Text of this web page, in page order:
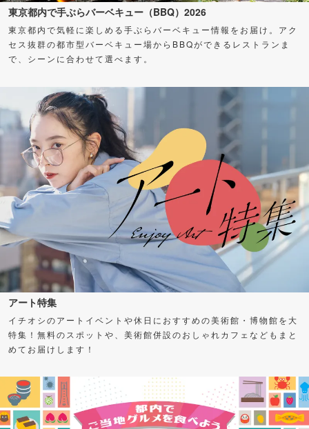
東京都内で手ぶらバーベキュー（BBQ）2026
東京都内で気軽に楽しめる手ぶらバーベキュー情報をお届け。アク
セス抜群の都市型バーベキュー場からBBQができるレストランま
で、シーンに合わせて選べます。
アート特集
イチオシのアートイベントや休日におすすめの美術館・博物館を大
特集！無料のスポットや、美術館併設のおしゃれカフェなどもまと
めてお届けします！